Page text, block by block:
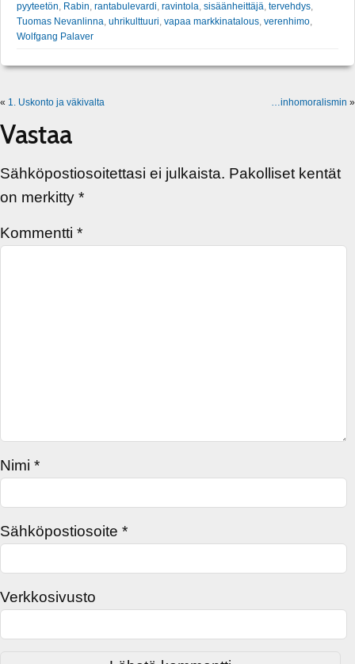
pyyteetön, Rabin, rantabulevardi, ravintola, sisäänheittäjä, tervehdys,
Tuomas Nevanlinna, uhrikulttuuri, vapaa markkinatalous, verenhimo,
Wolfgang Palaver
« 1. Uskonto ja väkivalta …inhomoralismin »
Vastaa
Sähköpostiosoitettasi ei julkaista. Pakolliset kentät
on merkitty *
Kommentti *
Nimi *
Sähköpostiosoite *
Verkkosivusto